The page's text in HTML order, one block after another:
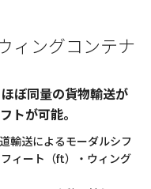
ィングコンテナ
ぼ同量の貨物輸送が
トが可能。
輸送によるモーダルシフ
ィート（ft）・ウィング